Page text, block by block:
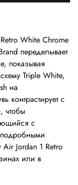
White Chrome
переделывает
показывая
Triple White,
на
контрастирует с
чтобы
с
Air Jordan 1 Retro
или в